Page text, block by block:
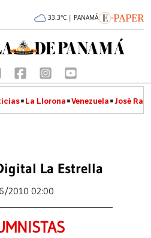
33.3°C | PANAMÁ
La Llorona Venezuela José
La Estrella
2010 02:00